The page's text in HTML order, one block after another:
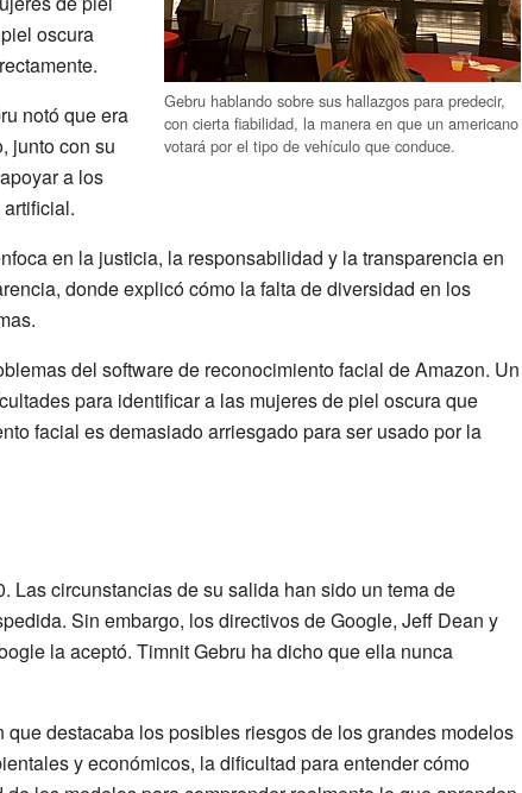
Gebru hablando sobre sus hallazgos para predecir,
con cierta fiabilidad, la manera en que un americano
votará por el tipo de vehículo que conduce.
oscura
notó que era
junto con su
a los
en la justicia, la responsabilidad y la transparencia en
donde explicó cómo la falta de diversidad en los
del software de reconocimiento facial de Amazon. Un
para identificar a las mujeres de piel oscura que
facial es demasiado arriesgado para ser usado por la
Las circunstancias de su salida han sido un tema de
Sin embargo, los directivos de Google, Jeff Dean y
la aceptó. Timnit Gebru ha dicho que ella nunca
destacaba los posibles riesgos de los grandes modelos
y económicos, la dificultad para entender cómo